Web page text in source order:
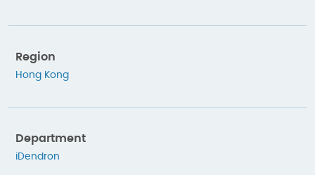
Region
Hong Kong
Department
iDendron